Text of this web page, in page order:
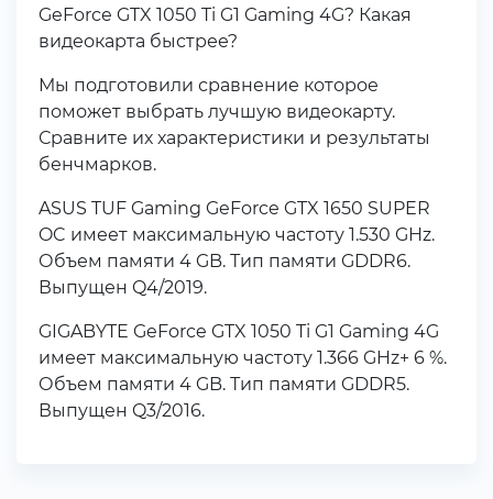
GeForce GTX 1050 Ti G1 Gaming 4G? Какая
видеокарта быстрее?
Мы подготовили сравнение которое
поможет выбрать лучшую видеокарту.
Сравните их характеристики и результаты
бенчмарков.
ASUS TUF Gaming GeForce GTX 1650 SUPER
OC имеет максимальную частоту 1.530 GHz.
Объем памяти 4 GB. Тип памяти GDDR6.
Выпущен Q4/2019.
GIGABYTE GeForce GTX 1050 Ti G1 Gaming 4G
имеет максимальную частоту 1.366 GHz+ 6 %.
Объем памяти 4 GB. Тип памяти GDDR5.
Выпущен Q3/2016.